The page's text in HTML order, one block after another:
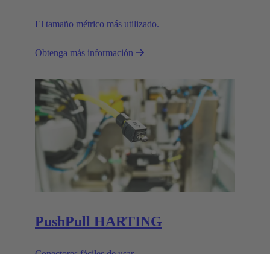
El tamaño métrico más utilizado.
Obtenga más información
PushPull HARTING